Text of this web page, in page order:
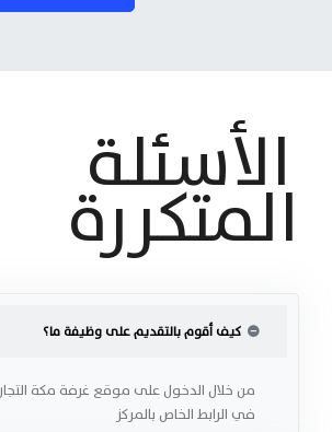
الأسئلة
المتكررة
كيف أقوم بالتقديم على وظيفة ما؟
من خلال الدخول على موقع غرفة مكة
في الرابط الخاص بالمركز